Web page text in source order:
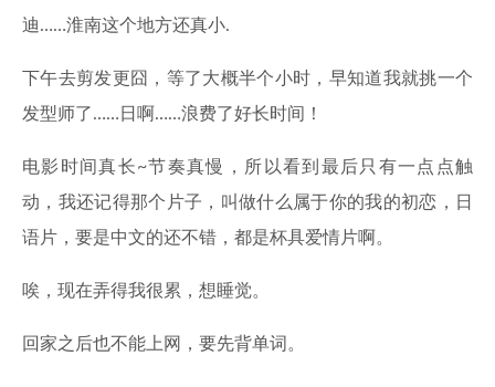
迪……淮南这个地方还真小.
下午去剪发更囧，等了大概半个小时，早知道我就挑一个
发型师了……日啊……浪费了好长时间！
电影时间真长~节奏真慢，所以看到最后只有一点点触
动，我还记得那个片子，叫做什么属于你的我的初恋，日
语片，要是中文的还不错，都是杯具爱情片啊。
唉，现在弄得我很累，想睡觉。
回家之后也不能上网，要先背单词。